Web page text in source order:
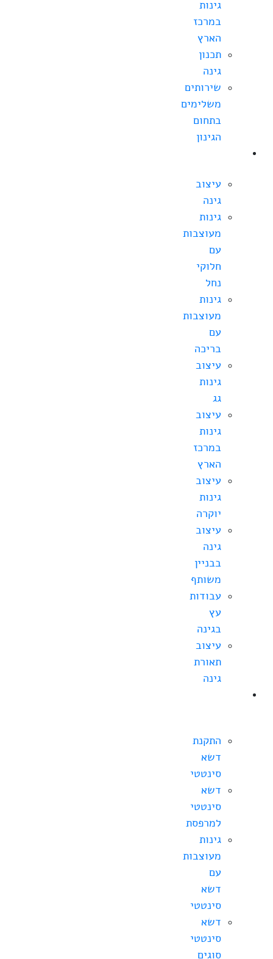
גינות
במרכז
הארץ
תכנון
גינה
שירותים
משלימים
בתחום
הגינון
עיצוב
גינה
גינות
מעוצבות
עם
חלוקי
נחל
גינות
מעוצבות
עם
בריכה
עיצוב
גינות
גג
עיצוב
גינות
במרכז
הארץ
עיצוב
גינות
יוקרה
עיצוב
גינה
בבניין
משותף
עבודות
עץ
בגינה
עיצוב
תאורת
גינה
התקנת
דשא
סינטטי
דשא
סינטטי
למרפסת
גינות
מעוצבות
עם
דשא
סינטטי
דשא
סינטטי
סוגים